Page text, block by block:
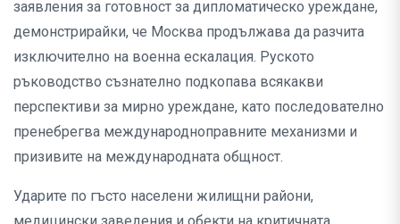
заявления за готовност за дипломатическо уреждане,
демонстрирайки, че Москва продължава да разчита
изключително на военна ескалация. Руското
ръководство съзнателно подкопава всякакви
перспективи за мирно уреждане, като последователно
пренебрегва международноправните механизми и
призивите на международната общност.
Ударите по гъсто населени жилищни райони,